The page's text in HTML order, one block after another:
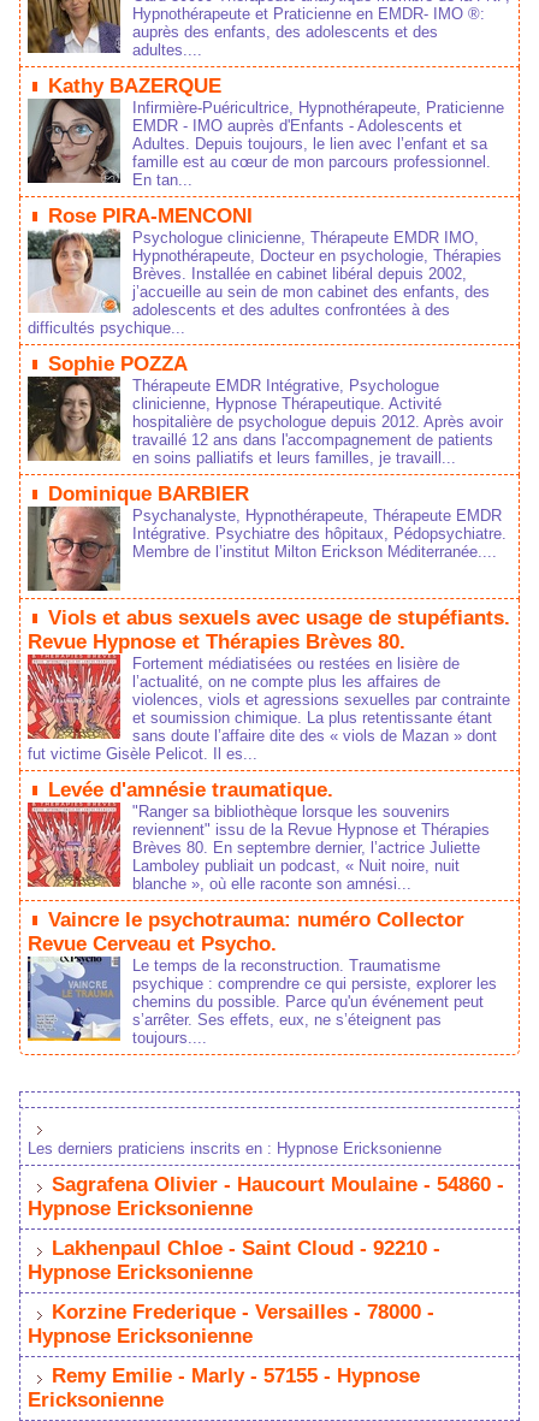
Hypnothérapeute et Praticienne en EMDR- IMO ®:
auprè de enfant, de adolecent et de
adulte....
Kathy BAZERQUE
Infirmière-Puéricultrice, Hypnothérapeute, Praticienne
EMDR - IMO auprè d'Enfant - Adolecent et
Adulte. Depui toujour, le lien avec l’enfant et a
famille et au cœur de mon parcour profeionnel.
En tan...
Roe PIRA-MENCONI
Pychologue clinicienne, Thérapeute EMDR IMO,
Hypnothérapeute, Docteur en pychologie, Thérapie
Brève. Intallée en cabinet libéral depui 2002,
j’accueille au ein de mon cabinet de enfant, de
adolecent et de adulte confrontée à de
difficulté pychique...
Sophie POZZA
Thérapeute EMDR Intégrative, Pychologue
clinicienne, Hypnoe Thérapeutique. Activité
hopitalière de pychologue depui 2012. Aprè avoir
travaillé 12 an dan l'accompagnement de patient
en oin palliatif et leur famille, je travaill...
Dominique BARBIER
Pychanalyte, Hypnothérapeute, Thérapeute EMDR
Intégrative. Pychiatre de hôpitaux, Pédopychiatre.
Membre de l’intitut Milton Erickon Méditerranée....
Viol et abu exuel avec uage de tupéfiant.
Revue Hypnoe et Thérapie Brève 80.
Fortement médiatiée ou retée en liière de
l’actualité, on ne compte plu le affaire de
violence, viol et agreion exuelle par contrainte
et oumiion chimique. La plu retentiante étant
an doute l’affaire dite de « viol de Mazan » dont
fut victime Gièle Pelicot. Il e...
Levée d'amnéie traumatique.
"Ranger a bibliothèque lorque le ouvenir
reviennent" iu de la Revue Hypnoe et Thérapie
Brève 80. En eptembre dernier, l’actrice Juliette
Lamboley publiait un podcat, « Nuit noire, nuit
blanche », où elle raconte on amnéi...
Vaincre le pychotrauma: numéro Collector
Revue Cerveau et Pycho.
Le temp de la recontruction. Traumatime
pychique : comprendre ce qui perite, explorer le
chemin du poible. Parce qu'un événement peut
’arrêter. Se effet, eux, ne ’éteignent pa
toujour....
Le dernier praticien incrit en : Hypnoe Erickonienne
Sagrafena Olivier - Haucourt Moulaine - 54860 -
Hypnoe Erickonienne
Lakhenpaul Chloe - Saint Cloud - 92210 -
Hypnoe Erickonienne
Korzine Frederique - Veraille - 78000 -
Hypnoe Erickonienne
Remy Emilie - Marly - 57155 - Hypnoe
Erickonienne